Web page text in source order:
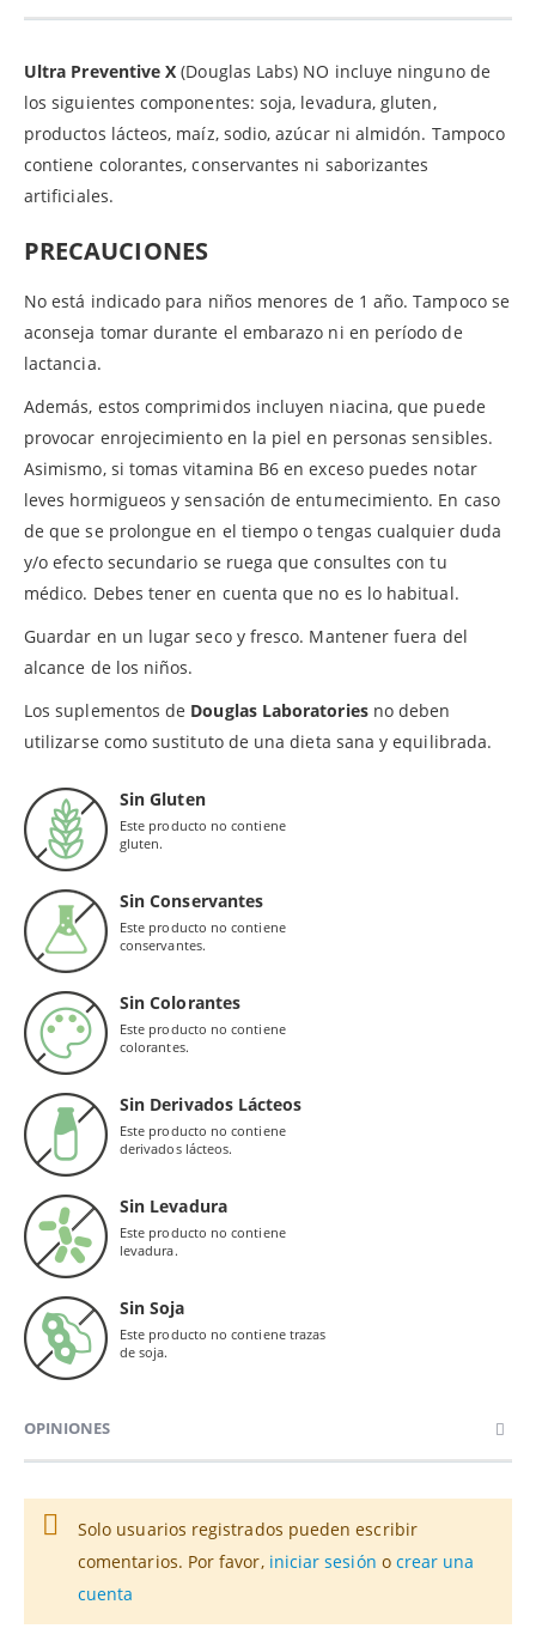
Ultra Preventive X (Douglas Labs) NO incluye ninguno de
los siguientes componentes: soja, levadura, gluten,
productos lácteos, maíz, sodio, azúcar ni almidón. Tampoco
contiene colorantes, conservantes ni saborizantes
artificiales.
PRECAUCIONES
No está indicado para niños menores de 1 año. Tampoco se
aconseja tomar durante el embarazo ni en período de
lactancia.
Además, estos comprimidos incluyen niacina, que puede
provocar enrojecimiento en la piel en personas sensibles.
Asimismo, si tomas vitamina B6 en exceso puedes notar
leves hormigueos y sensación de entumecimiento. En caso
de que se prolongue en el tiempo o tengas cualquier duda
y/o efecto secundario se ruega que consultes con tu
médico. Debes tener en cuenta que no es lo habitual.
Guardar en un lugar seco y fresco. Mantener fuera del
alcance de los niños.
Los suplementos de Douglas Laboratoriesno deben
utilizarse como sustituto de una dieta sana y equilibrada.
Sin Gluten
Este producto no contiene
gluten.
Sin Conservantes
Este producto no contiene
conservantes.
Sin Colorantes
Este producto no contiene
colorantes.
Sin Derivados Lácteos
Este producto no contiene
derivados lácteos.
Sin Levadura
Este producto no contiene
levadura.
Sin Soja
Este producto no contiene trazas
de soja.
OPINIONES
Solo usuarios registrados pueden escribir
comentarios. Por favor, iniciar sesión o crear una
cuenta